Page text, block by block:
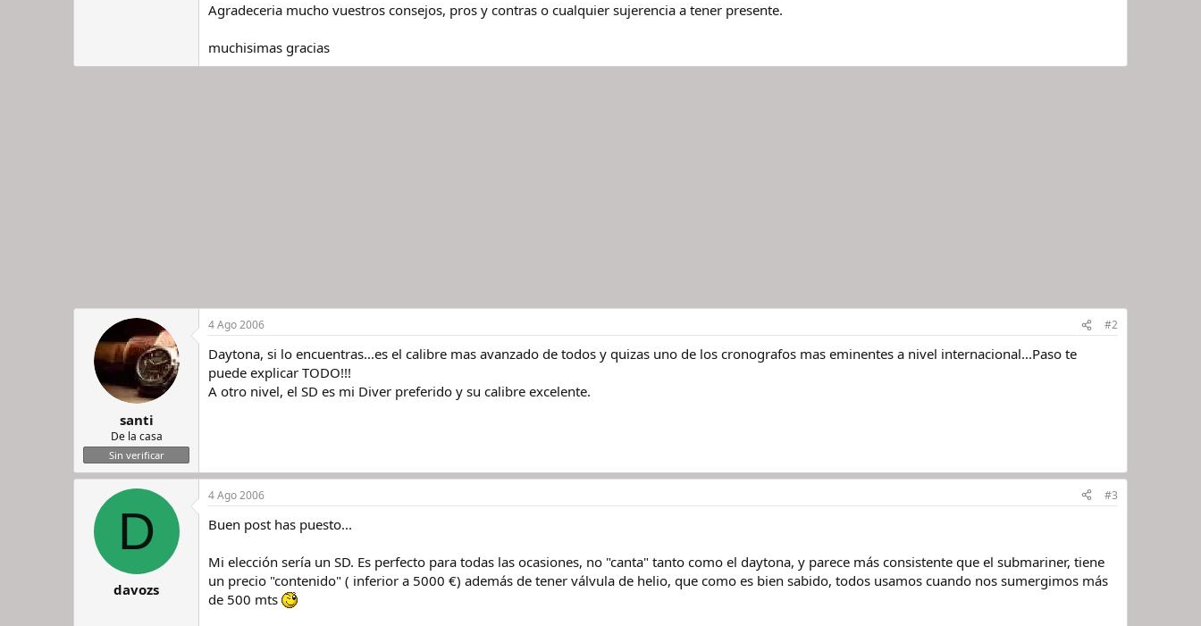
Agradeceria mucho vuestros consejos, pros y contras o cualquier sujerencia a tener presente.
muchisimas gracias
santi
De la casa
Sin verificar
4 Ago 2006 #2
Daytona, si lo encuentras...es el calibre mas avanzado de todos y quizas uno de los cronografos mas eminentes a nivel internacional...Paso te
puede explicar TODO!!!
A otro nivel, el SD es mi Diver preferido y su calibre excelente.
D
davozs
4 Ago 2006 #3
Buen post has puesto...
Mi elección sería un SD. Es perfecto para todas las ocasiones, no "canta" tanto como el daytona, y parece más consistente que el submariner, tiene
un precio "contenido" ( inferior a 5000 €) además de tener válvula de helio, que como es bien sabido, todos usamos cuando nos sumergimos más
de 500 mts